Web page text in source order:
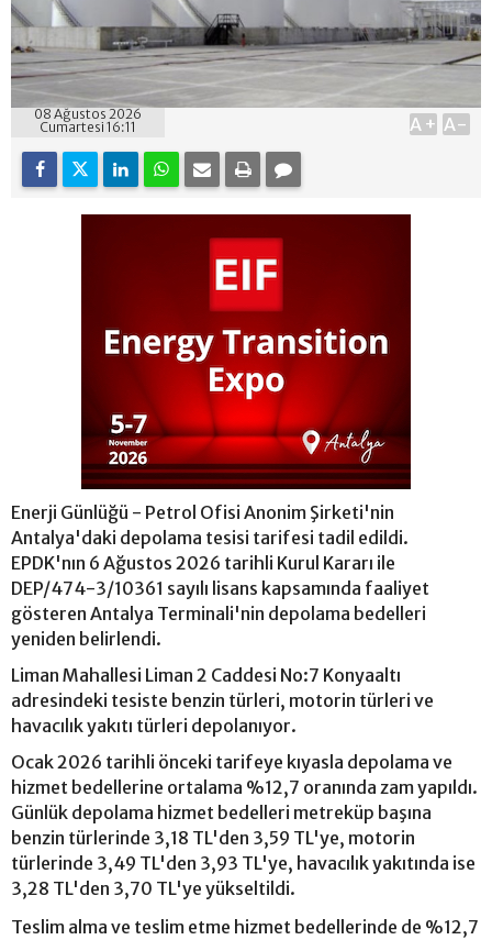
08 Ağustos 2026
Cumartesi 16:11
A+ A-
Enerji Günlüğü - Petrol Ofisi Anonim Şirketi'nin
Antalya'daki depolama tesisi tarifesi tadil edildi.
EPDK'nın 6 Ağustos 2026 tarihli Kurul Kararı ile
DEP/474-3/10361 sayılı lisans kapsamında faaliyet
gösteren Antalya Terminali'nin depolama bedelleri
yeniden belirlendi.
Liman Mahallesi Liman 2 Caddesi No:7 Konyaaltı
adresindeki tesiste benzin türleri, motorin türleri ve
havacılık yakıtı türleri depolanıyor.
Ocak 2026 tarihli önceki tarifeye kıyasla depolama ve
hizmet bedellerine ortalama %12,7 oranında zam yapıldı.
Günlük depolama hizmet bedelleri metreküp başına
benzin türlerinde 3,18 TL'den 3,59 TL'ye, motorin
türlerinde 3,49 TL'den 3,93 TL'ye, havacılık yakıtında ise
3,28 TL'den 3,70 TL'ye yükseltildi.
Teslim alma ve teslim etme hizmet bedellerinde de %12,7